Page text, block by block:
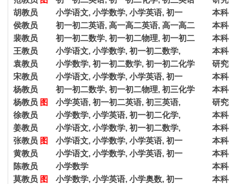
胡教员
小学语文, 小学数学, 小学英语, 初一
本
侯教员
初一初二英语, 高一高二英语, 高一高二
本
裴教员
初一初二数学, 初一初二物理, 初一初二
本
王教员
小学语文, 小学数学, 初一初二数学,
本
袁教员
小学数学, 初一初二数学, 初一初二化学
研
宋教员
小学语文, 小学数学, 小学英语, 初一
本
杨教员
初一初二数学, 初一初二物理, 初三化学
本
杨教员 图 小学英语, 初一初二英语, 初三英语,
研
徐教员
小学数学, 小学英语, 初一初二化学,
本
姜教员
小学语文, 小学数学, 初一初二数学,
本
张教员 图 小学语文, 小学数学, 小学英语, 初一
本
黄教员
小学语文, 小学数学, 小学英语, 初一
本
陈教员
小学数学
本
莫教员 图 小学数学, 小学英语, 小学奥数, 初一
本